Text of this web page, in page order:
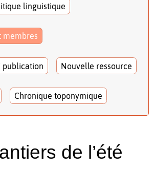
linguistique
membres
publication Nouvelle ressource
Chronique toponymique
de l’été